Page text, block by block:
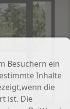
Besuchern ein
Inhalte
die
ist. Die